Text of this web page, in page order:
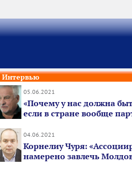
Интервью
05.06.2021
«Почему у нас должна
если в стране вообще
04.06.2021
Корнелиу Чуря:
намерено завлечь